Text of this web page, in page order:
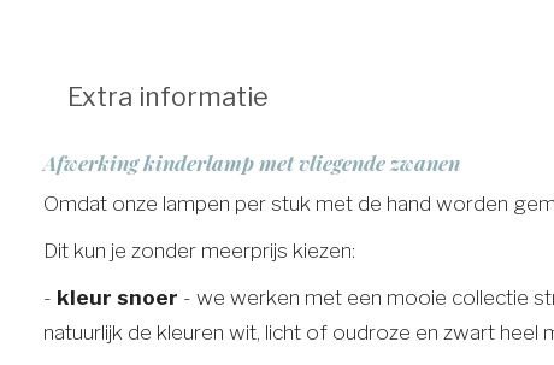
Extra informatie
Afwerking kinderlamp met vliegende zwanen
Omdat onze lampen per stuk met de hand worden
Dit kun je zonder meerprijs kiezen:
- kleur snoer - we werken met een mooie collectie
natuurlijk de kleuren wit, licht of oudroze en zwart